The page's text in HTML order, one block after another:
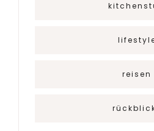
reisen